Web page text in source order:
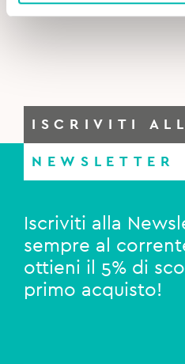
ISCRIVITI
NEWSLETTER
Iscriviti alla
sempre al
ottieni il 5% di
primo acquisto!